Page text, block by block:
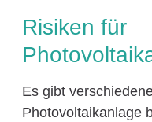
Risiken für
Es gibt
Photovoltaikanlage